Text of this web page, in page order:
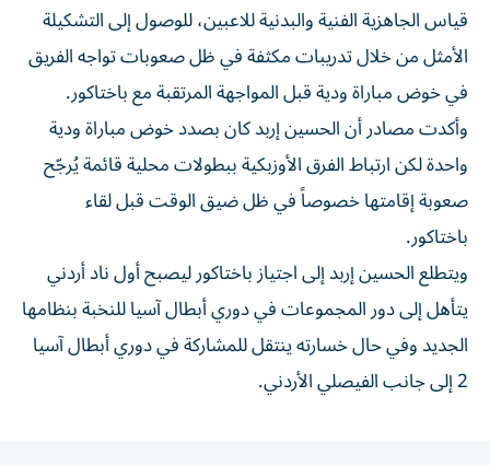
قياس الجاهزية الفنية والبدنية للاعبين، للوصول إلى التشكيلة
الأمثل من خلال تدريبات مكثفة في ظل صعوبات تواجه الفريق
في خوض مباراة ودية قبل المواجهة المرتقبة مع باختاكور.
وأكدت مصادر أن الحسين إربد كان بصدد خوض مباراة ودية
واحدة لكن ارتباط الفرق الأوزبكية ببطولات محلية قائمة يُرجّح
صعوبة إقامتها خصوصاً في ظل ضيق الوقت قبل لقاء
باختاكور.
ويتطلع الحسين إربد إلى اجتياز باختاكور ليصبح أول ناد أردني
يتأهل إلى دور المجموعات في دوري أبطال آسيا للنخبة بنظامها
الجديد وفي حال خسارته ينتقل للمشاركة في دوري أبطال آسيا
2 إلى جانب الفيصلي الأردني.